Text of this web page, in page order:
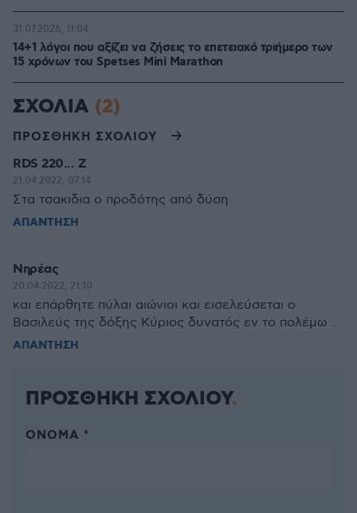
14+1 λόγοι που αξίζει να ζήσεις το επετειακό τριήμερο των
15 χρόνων του Spetses Mini Marathon
31.07.2026, 11:04
ΣΧΟΛΙΑ (2)
ΠΡΟΣΘΗΚΗ ΣΧΟΛΙΟΥ
RDS 220... Ζ
21.04.2022, 07:14
Στα τσακιδια ο προδότης από δύση
ΑΠΑΝΤΗΣΗ
Νηρέας
20.04.2022, 21:10
και επάρθητε πύλαι αιώνιοι και εισελεύσεται ο
Βασιλεύς της δόξης Κύριος δυνατός εν το πολέμω ..
ΑΠΑΝΤΗΣΗ
ΠΡΟΣΘΗΚΗ ΣΧΟΛΙΟΥ
ΌΝΟΜΑ *